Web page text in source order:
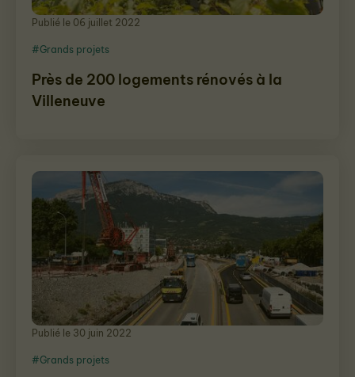
Près de 200 logements rénovés à la
Villeneuve
Publié le 06 juillet 2022
#Grands projets
Publié le 30 juin 2022
#Grands projets